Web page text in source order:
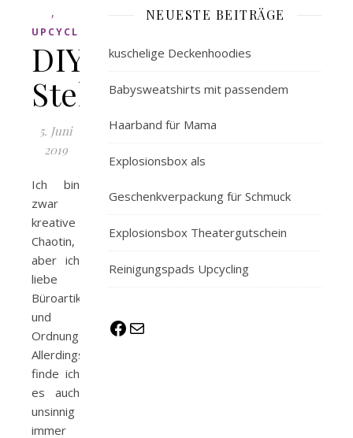
,
UPCYCLING
DIY
Stehsammler
5. Juni
2019
Ich bin
zwar
kreative
Chaotin,
aber ich
liebe
Büroartikel
und
Ordnungshelfer.
Allerdings
finde ich
es auch
unsinnig
immer
NEUESTE BEITRÄGE
kuschelige Deckenhoodies
Babysweatshirts mit passendem
Haarband für Mama
Explosionsbox als
Geschenkverpackung für Schmuck
Explosionsbox Theatergutschein
Reinigungspads Upcycling
Facebook